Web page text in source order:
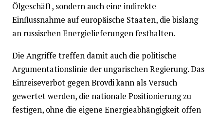
Ölgeschäft, sondern auch eine indirekte
Einflussnahme auf europäische Staaten, die bislang
an russischen Energielieferungen festhalten.
Die Angriffe treffen damit auch die politische
Argumentationslinie der ungarischen Regierung. Das
Einreiseverbot gegen Brovdi kann als Versuch
gewertet werden, die nationale Positionierung zu
festigen, ohne die eigene Energieabhängigkeit offen